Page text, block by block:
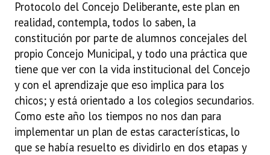
Protocolo del Concejo Deliberante, este plan en
realidad, contempla, todos lo saben, la
constitución por parte de alumnos concejales del
propio Concejo Municipal, y todo una práctica que
tiene que ver con la vida institucional del Concejo
y con el aprendizaje que eso implica para los
chicos; y está orientado a los colegios secundarios.
Como este año los tiempos no nos dan para
implementar un plan de estas características, lo
que se había resuelto es dividirlo en dos etapas y